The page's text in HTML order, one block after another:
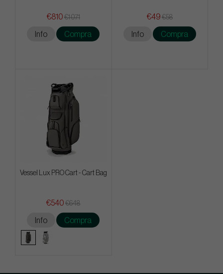
€810 €1 071
Info Compra
€49 €58
Info Compra
Vessel Lux PRO Cart - Cart Bag
€540 €648
Info Compra